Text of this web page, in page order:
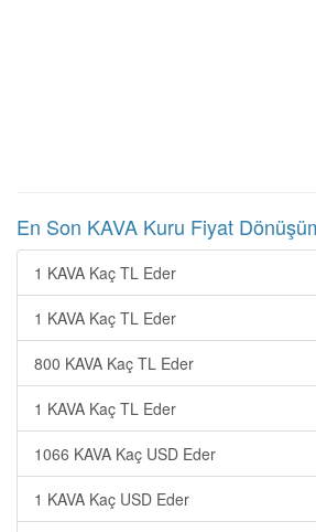
En Son KAVA Kuru Fiyat
1 KAVA Kaç TL Eder
1 KAVA Kaç TL Eder
800 KAVA Kaç TL Eder
1 KAVA Kaç TL Eder
1066 KAVA Kaç USD Eder
1 KAVA Kaç USD Eder